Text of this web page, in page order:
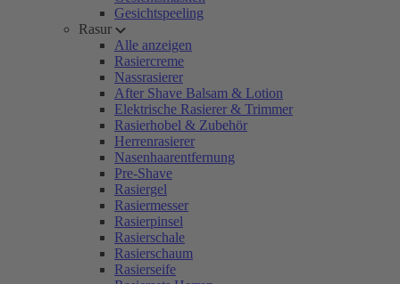
Gesichtspeeling
Rasur
Alle anzeigen
Rasiercreme
Nassrasierer
After Shave Balsam & Lotion
Elektrische Rasierer & Trimmer
Rasierhobel & Zubehör
Herrenrasierer
Nasenhaarentfernung
Pre-Shave
Rasiergel
Rasiermesser
Rasierpinsel
Rasierschale
Rasierschaum
Rasierseife